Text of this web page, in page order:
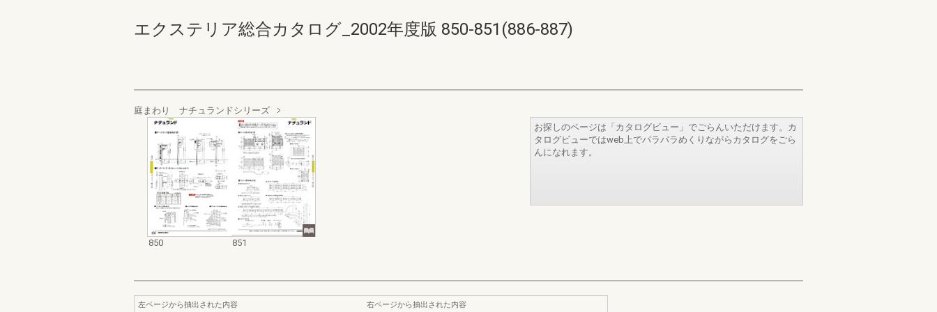
エクステリア総合カタログ_2002年度版 850-851(886-887)
庭まわり ナチュランドシリーズ
850 851
お探しのページは「カタログビュー」でごらんいただけます。カ
タログビューではweb上でパラパラめくりながらカタログをごら
んになれます。
左ページから抽出された内容
右ページから抽出された内容